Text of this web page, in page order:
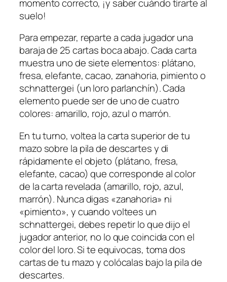
momento correcto, ¡y saber cuándo tirarte al
suelo!
Para empezar, reparte a cada jugador una
baraja de 25 cartas boca abajo. Cada carta
muestra uno de siete elementos: plátano,
fresa, elefante, cacao, zanahoria, pimiento o
schnattergei (un loro parlanchín). Cada
elemento puede ser de uno de cuatro
colores: amarillo, rojo, azul o marrón.
En tu turno, voltea la carta superior de tu
mazo sobre la pila de descartes y di
rápidamente el objeto (plátano, fresa,
elefante, cacao) que corresponde al color
de la carta revelada (amarillo, rojo, azul,
marrón). Nunca digas «zanahoria» ni
«pimiento», y cuando voltees un
schnattergei, debes repetir lo que dijo el
jugador anterior, no lo que coincida con el
color del loro. Si te equivocas, toma dos
cartas de tu mazo y colócalas bajo la pila de
descartes.